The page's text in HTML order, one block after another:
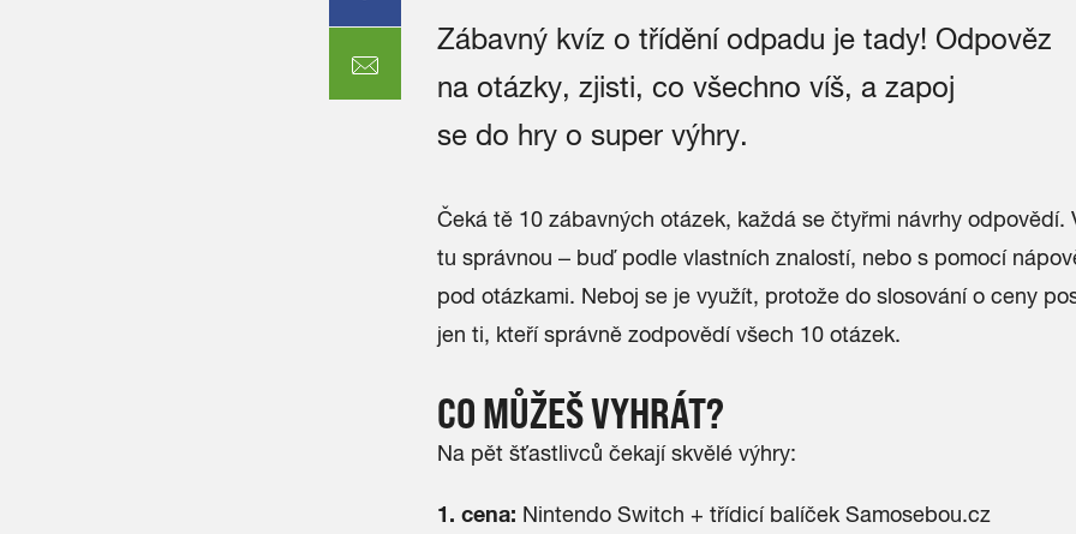
Zábavný kvíz o třídění odpadu je tady! Odpověz
na otázky, zjisti, co všechno víš, a zapoj
se do hry o super výhry.
Čeká tě 10 zábavných otázek, každá se čtyřmi návrhy odpovědí.
tu správnou – buď podle vlastních znalostí, nebo s pomocí
pod otázkami. Neboj se je využít, protože do slosování o ceny
jen ti, kteří správně zodpovědí všech 10 otázek.
CO MŮŽEŠ VYHRÁT?
Na pět šťastlivců čekají skvělé výhry:
1. cena: Nintendo Switch + třídicí balíček Samosebou.cz